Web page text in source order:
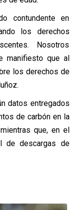
contundente en
los derechos
Nosotros
manifiesto que al
los derechos de
datos entregados
de carbón en la
que, en el
de descargas de